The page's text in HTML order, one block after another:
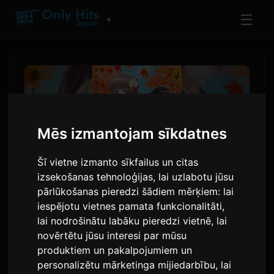
Mēs izmantojam sīkdatnes
Šī vietne izmanto sīkfailus un citas
izsekošanas tehnoloģijas, lai uzlabotu jūsu
pārlūkošanas pieredzi šādiem mērķiem: lai
iespējotu vietnes pamata funkcionalitāti,
lai nodrošinātu labāku pieredzi vietnē, lai
novērtētu jūsu interesi par mūsu
produktiem un pakalpojumiem un
personalizētu mārketinga mijiedarbību, lai
▼ ☰
ClariS izdod jauno singlu
'Hitokoto' anime seriālam 'Oni
no Hanayome'